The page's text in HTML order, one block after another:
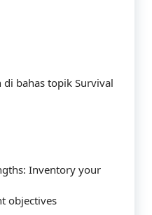
bahas topik Survival
Inventory your
objectives